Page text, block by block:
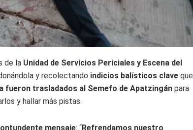
de la Unidad de Servicios Periciales y Escena del
y recolectando indicios balísticos clave que
fueron trasladados al Semefo de Apatzingán para
y hallar más pistas.
mensaje: “Refrendamos nuestro